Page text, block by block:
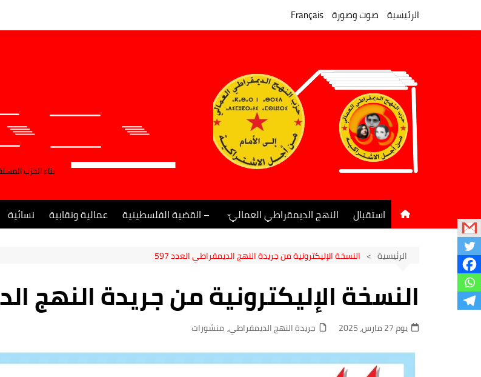
الرئيسية صوت وصورة Français
بناء الحزب
استقبال النهج الديمقراطي العمالي
جريدة النهج الديمقراطي
– القضية الفلسطينية عمالية ونقابية نسائية
الرئيسية النسخة الإليكترونية من جريدة النهج الديمقراطي العدد 597
النسخة الإليكترونية من جريدة النهج
يوم 27 مارس، 2025 جريدة النهج الديمقراطي,منشورات